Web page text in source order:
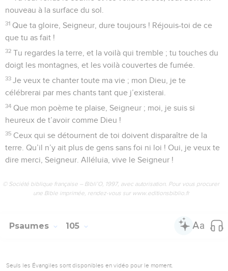
nouveau à la surface du sol.
31 Que ta gloire, Seigneur, dure toujours ! Réjouis-toi de ce
que tu as fait !
32 Tu regardes la terre, et la voilà qui tremble ; tu touches du
doigt les montagnes, et les voilà couvertes de fumée.
33 Je veux te chanter toute ma vie ; mon Dieu, je te
célébrerai par mes chants tant que j’existerai.
34 Que mon poème te plaise, Seigneur ; moi, je suis si
heureux de t’avoir comme Dieu !
35 Ceux qui se détournent de toi doivent disparaître de la
terre. Qu’il n’y ait plus de gens sans foi ni loi ! Oui, je veux te
dire merci, Seigneur. Alléluia, vive le Seigneur !
© Société biblique française – Bibli’O, 1997, avec autorisation. Pour vous procurer
une Bible imprimée, rendez-vous sur www.editionsbiblio.fr
Psaumes 105
Seuls les Évangiles sont disponibles en vidéo pour le moment.